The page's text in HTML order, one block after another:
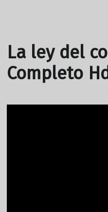
La ley del
Completo